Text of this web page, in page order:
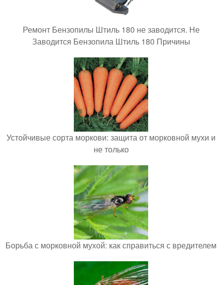
Ремонт Бензопилы Штиль 180 не заводится. Не
Заводится Бензопила Штиль 180 Причины
Устойчивые сорта моркови: защита от морковной мухи и
не только
Борьба с морковной мухой: как справиться с вредителем